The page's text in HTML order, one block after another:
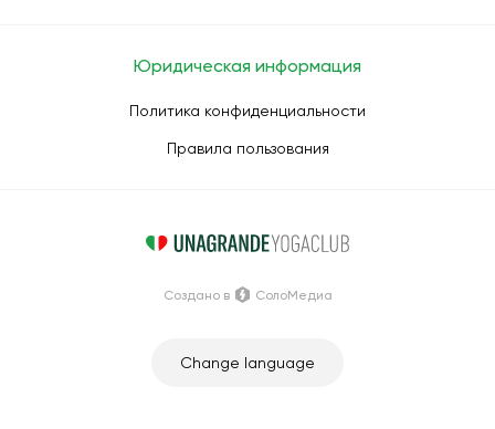
Юридическая информация
Политика конфиденциальности
Правила пользования
Change language
Создано в СолоМедиа